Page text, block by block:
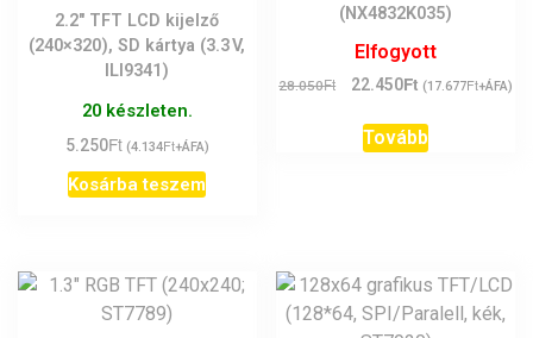
2.2″ TFT LCD kijelző
(240×320), SD kártya (3.3 V,
ILI9341)
20 készleten.
5.250Ft (4.134Ft+ÁFA)
Kosárba teszem
(NX4832K035)
Elfogyott
28.050Ft
Original
was:
28.050Ft.
22.450Ft Current
is:
22.450Ft.
(17.677Ft+ÁFA)
Tovább